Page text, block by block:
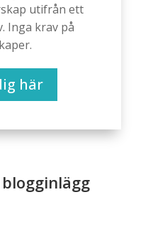
utifrån ett
Inga krav på
här